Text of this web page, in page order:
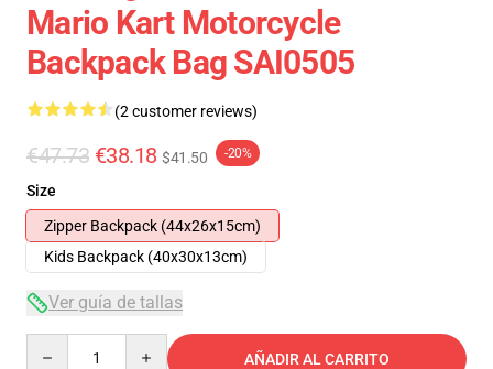
Mario Kart Motorcycle
Backpack Bag SAI0505
(2 customer reviews)
€47.73 €38.18 $41.50 -20%
Size
Zipper Backpack (44x26x15cm)
Kids Backpack (40x30x13cm)
Ver guía de tallas
AÑADIR AL CARRITO